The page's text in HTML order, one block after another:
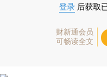
登录 后获取
财新通会员
可畅读全文